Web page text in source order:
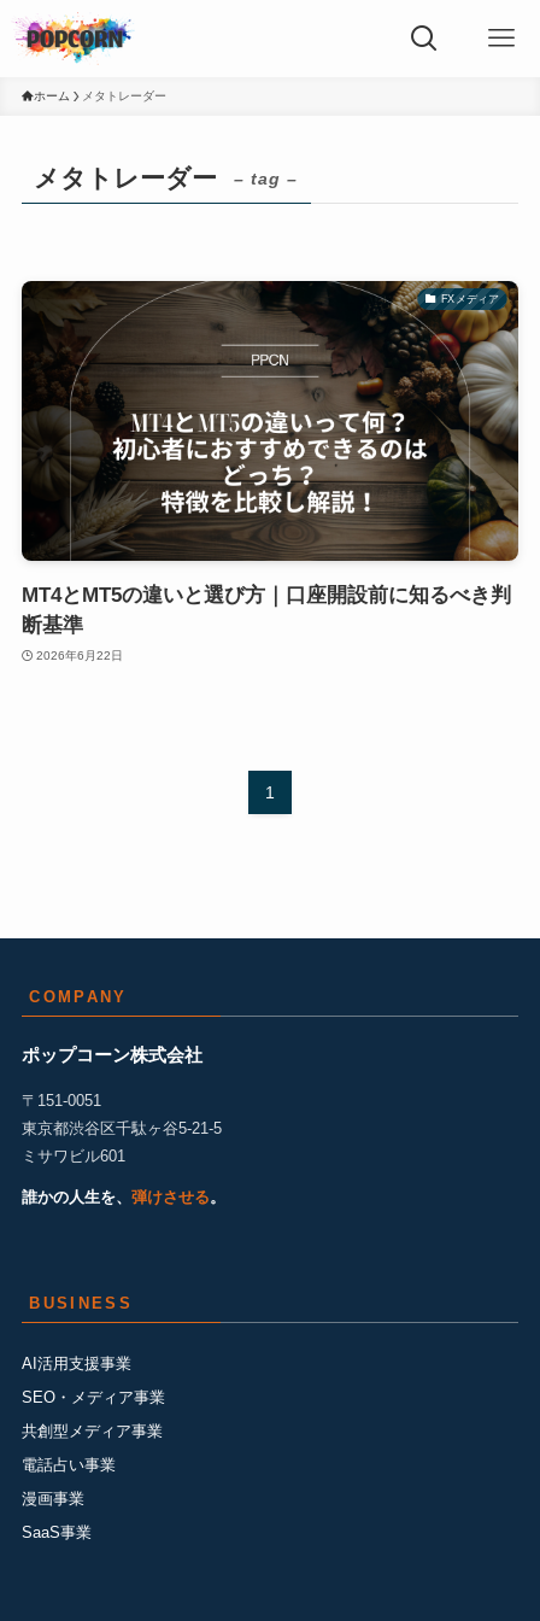
ホーム メタトレーダー
メタトレーダー – tag –
FXメディア
MT4とMT5の違いと選び方｜口座開設前に知るべき判
断基準
2026年6月22日
1
COMPANY
ポップコーン株式会社
〒151-0051
東京都渋谷区千駄ヶ谷5-21-5
ミサワビル601
誰かの人生を、 弾けさせる。
BUSINESS
AI活用支援事業
SEO・メディア事業
共創型メディア事業
電話占い事業
漫画事業
SaaS事業